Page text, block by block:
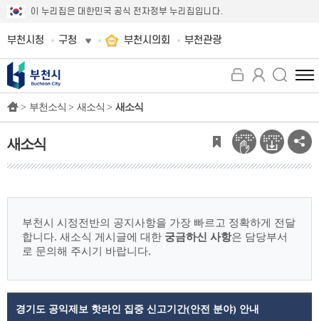
이 누리집은 대한민국 공식 전자정부 누리집입니다.
부천시청 구청 부천시의회 부천관광
전
체
뉴
보
기
> 부천소식 > 새소식 > 새소식
새소식
부천시 시정전반의 공지사항을 가장 빠르고 정확하게 전달
합니다. 새소식 게시글에 대한 궁금하신 사항은 담당부서
로 문의해 주시기 바랍니다.
경기도 공익제보 핫라인 집중 신고기간(안전 분야) 안내